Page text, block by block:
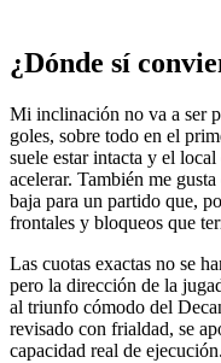
¿Dónde sí
Mi inclinación no va a ser
goles, sobre todo en el
suele estar intacta y el
acelerar. También me
baja para un partido que,
frontales y bloqueos que
Las cuotas exactas no se
pero la dirección de la
al triunfo cómodo del
revisado con frialdad, se
capacidad real de ejecución.